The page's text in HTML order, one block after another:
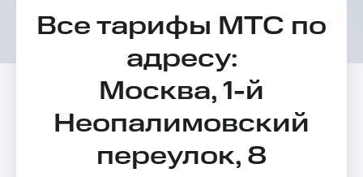
Все тарифы МТС по
адресу:
Москва, 1-й
Неопалимовский
переулок, 8